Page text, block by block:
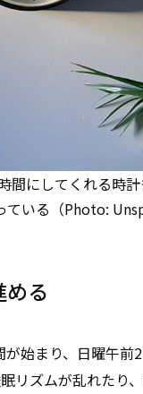
間にしてくれる時
ている（Photo:
る
始まり、日曜午
リズムが乱れたり